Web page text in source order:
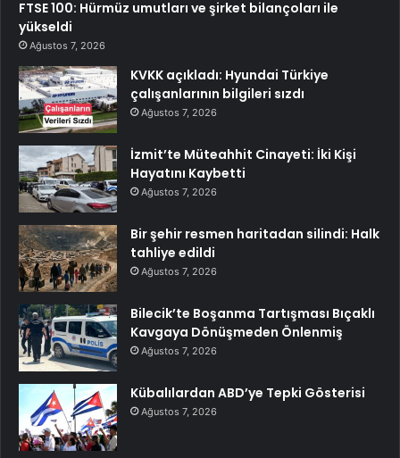
FTSE 100: Hürmüz umutları ve şirket bilançoları ile
yükseldi
Ağustos 7, 2026
KVKK açıkladı: Hyundai Türkiye
çalışanlarının bilgileri sızdı
Ağustos 7, 2026
İzmit’te Müteahhit Cinayeti: İki Kişi
Hayatını Kaybetti
Ağustos 7, 2026
Bir şehir resmen haritadan silindi: Halk
tahliye edildi
Ağustos 7, 2026
Bilecik’te Boşanma Tartışması Bıçaklı
Kavgaya Dönüşmeden Önlenmiş
Ağustos 7, 2026
Kübalılardan ABD’ye Tepki Gösterisi
Ağustos 7, 2026